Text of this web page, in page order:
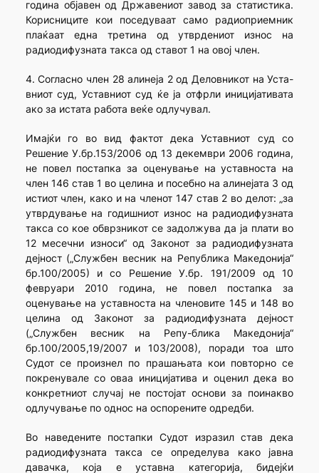
година објавен од Државениот завод за статистика.
Корисниците кои поседуваат само радиоприемник
плаќаат една третина од утврдениот износ на
радиодифузната такса од ставот 1 на овој член.
4. Согласно член 28 алинеја 2 од Деловникот на Уста-
вниот суд, Уставниот суд ќе ја отфрли иницијативата
ако за истата работа веќе одлучувал.
Имајќи го во вид фактот дека Уставниот суд со
Решение У.бр.153/2006 од 13 декември 2006 година,
не повел постапка за оценување на уставноста на
член 146 став 1 во целина и посебно на алинејата 3 од
истиот член, како и на членот 147 став 2 во делот: „за
утврдување на годишниот износ на радиодифузната
такса со кое обврзникот се задолжува да ја плати во
12 месечни износи“ од Законот за радиодифузната
дејност („Службен весник на Република Македонија“
бр.100/2005) и со Решение У.бр. 191/2009 од 10
февруари 2010 година, не повел постапка за
оценување на уставноста на членовите 145 и 148 во
целина од Законот за радиодифузната дејност
(„Службен весник на Репу-блика Македонија“
бр.100/2005,19/2007 и 103/2008), поради тоа што
Судот се произнел по прашањата кои повторно се
покренувале со оваа иницијатива и оценил дека во
конкретниот случај не постојат основи за поинакво
одлучување по однос на оспорените одредби.
Во наведените постапки Судот изразил став дека
радиодифузната такса се определува како јавна
давачка, која е уставна категорија, бидејќи